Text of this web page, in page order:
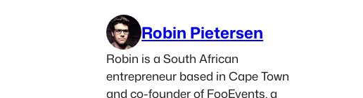
Robin Pietersen
Robin is a South African
entrepreneur based in Cape Town
and co-founder of FooEvents, a